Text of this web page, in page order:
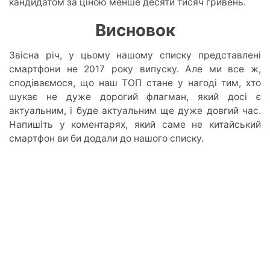
Висновок
Звісна річ, у цьому нашому списку представлені
смартфони не 2017 року випуску. Але ми все ж,
сподіваємося, що наш ТОП стане у нагоді тим, хто
шукає не дуже дорогий флагман, який досі є
актуальним, і буде актуальним ще дуже довгий час.
Напишіть у коментарях, який саме не китайський
смартфон ви би додали до нашого списку.